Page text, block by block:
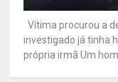
Vítima procurou a
investigado já tinha
própria irmã Um